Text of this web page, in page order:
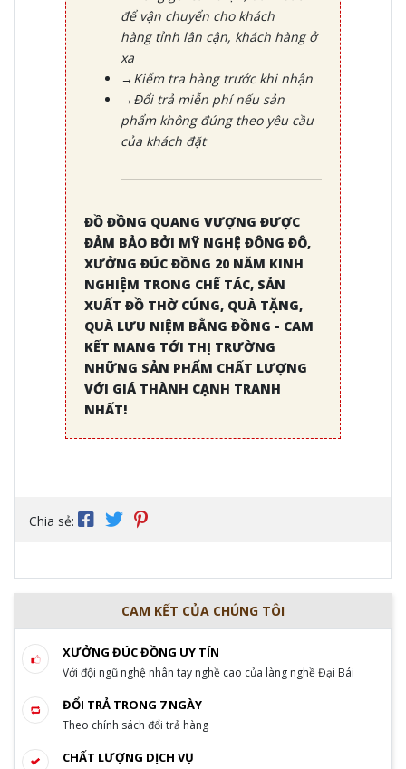
để vận chuyển cho khách
hàng tỉnh lân cận, khách hàng ở
xa
→Kiểm tra hàng trước khi nhận
→Đổi trả miễn phí nếu sản
phẩm không đúng theo yêu cầu
của khách đặt
ĐỒ ĐỒNG QUANG VƯỢNG ĐƯỢC
ĐẢM BẢO BỞI MỸ NGHỆ ĐÔNG ĐÔ,
XƯỞNG ĐÚC ĐỒNG 20 NĂM KINH
NGHIỆM TRONG CHẾ TÁC, SẢN
XUẤT ĐỒ THỜ CÚNG, QUÀ TẶNG,
QUÀ LƯU NIỆM BẰNG ĐỒNG - CAM
KẾT MANG TỚI THỊ TRƯỜNG
NHỮNG SẢN PHẨM CHẤT LƯỢNG
VỚI GIÁ THÀNH CẠNH TRANH
NHẤT!
Chia sẻ:
CAM KẾT CỦA CHÚNG TÔI
XƯỞNG ĐÚC ĐỒNG UY TÍN
Với đội ngũ nghệ nhân tay nghề cao của làng nghề Đại Bái
ĐỔI TRẢ TRONG 7 NGÀY
Theo chính sách đổi trả hàng
CHẤT LƯỢNG DỊCH VỤ